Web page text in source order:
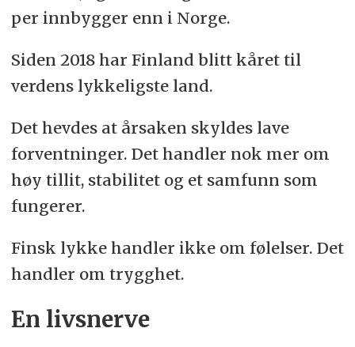
per innbygger enn i Norge.
Siden 2018 har Finland blitt kåret til
verdens lykkeligste land.
Det hevdes at årsaken skyldes lave
forventninger. Det handler nok mer om
høy tillit, stabilitet og et samfunn som
fungerer.
Finsk lykke handler ikke om følelser. Det
handler om trygghet.
En livsnerve